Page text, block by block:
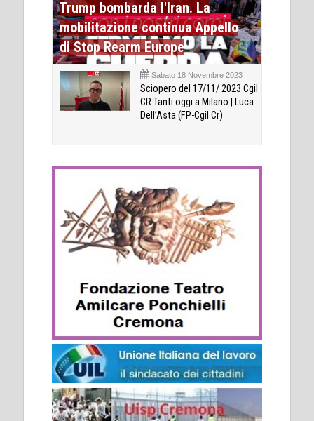
Trump bombarda l'Iran. La
mobilitazione continua Appello
di Stop Rearm Europe
Sabato 18 Novembre 2023
Sciopero del 17/11/ 2023 Cgil
CR Tanti oggi a Milano | Luca
Dell’Asta (FP-Cgil Cr)